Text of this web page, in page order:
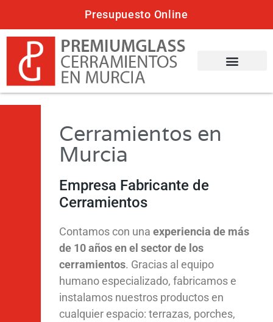
Presupuesto Online
Cerramientos en
Murcia
Empresa Fabricante de
Cerramientos
Contamos con unaexperiencia de más
de 10 años en el sector de los
cerramientos. Gracias al equipo
humano especializado, fabricamos e
instalamos nuestros productos en
cualquier espacio: terrazas, porches,